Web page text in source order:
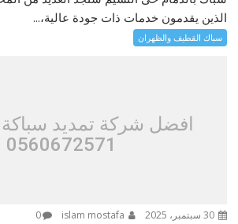
الذين يقدمون خدمات ذات جودة عالية،...
سباك القطيف والظهران
افضل شركة تمديد
0560672571
30 سبتمبر، 2025 0